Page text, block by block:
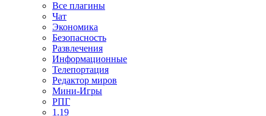
Все плагины
Чат
Экономика
Безопасность
Развлечения
Информационные
Телепортация
Редактор миров
Мини-Игры
РПГ
1.19